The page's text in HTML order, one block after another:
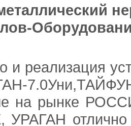
и реализация
на рынке
отлично